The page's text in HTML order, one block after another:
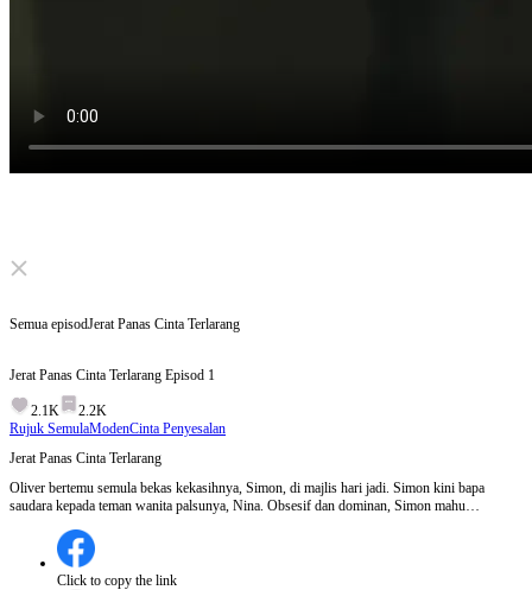
Click to unmute
Semua episodJerat Panas Cinta Terlarang
Jerat Panas Cinta Terlarang Episod 1
2.1K
2.2K
Rujuk SemulaModenCinta Penyesalan
Jerat Panas Cinta Terlarang
Oliver bertemu semula bekas kekasihnya, Simon, di majlis hari jadi. Simon kini bapa
saudara kepada teman wanita palsunya, Nina. Obsesif dan dominan, Simon mahu
dalam jerat cinta terlarang. Bisakah dia bebas?
Click to copy the link